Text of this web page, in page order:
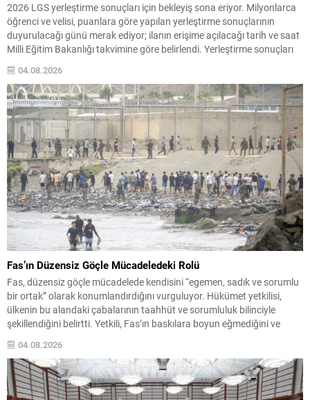
2026 LGS yerleştirme sonuçları için bekleyiş sona eriyor. Milyonlarca
öğrenci ve velisi, puanlara göre yapılan yerleştirme sonuçlarının
duyurulacağı günü merak ediyor; ilanın erişime açılacağı tarih ve saat
Milli Eğitim Bakanlığı takvimine göre belirlendi. Yerleştirme sonuçları
ve boş kalan kontenjanlar, 5 Ağustos Çarşamba günü meb.gov.tr
adresinde yayımlanacak. Sonuçların öğle saatleri civarında...
04.08.2026
Fas’ın Düzensiz Göçle Mücadeledeki Rolü
Fas, düzensiz göçle mücadelede kendisini “egemen, sadık ve sorumlu
bir ortak” olarak konumlandırdığını vurguluyor. Hükümet yetkilisi,
ülkenin bu alandaki çabalarının taahhüt ve sorumluluk bilinciyle
şekillendiğini belirtti. Yetkili, Fas’ın baskılara boyun eğmediğini ve
ederek, mücadelenin ortak bir sorumluluk olduğunu söyledi. İş birliği...
04.08.2026